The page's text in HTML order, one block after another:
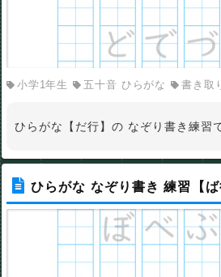
小学1年生 五十音 ひらがな 書き取
ひらがな【だ行】の なぞり書き練習
ひらがな なぞり書き 練習【ば